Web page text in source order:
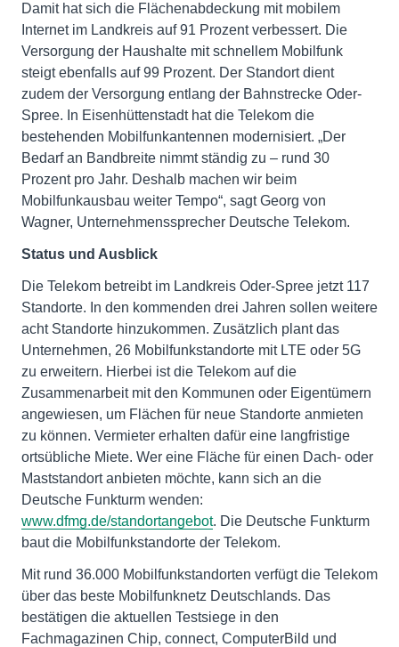
Damit hat sich die Flächenabdeckung mit mobilem
Internet im Landkreis auf 91 Prozent verbessert. Die
Versorgung der Haushalte mit schnellem Mobilfunk
steigt ebenfalls auf 99 Prozent. Der Standort dient
zudem der Versorgung entlang der Bahnstrecke Oder-
Spree. In Eisenhüttenstadt hat die Telekom die
bestehenden Mobilfunkantennen modernisiert. „Der
Bedarf an Bandbreite nimmt ständig zu – rund 30
Prozent pro Jahr. Deshalb machen wir beim
Mobilfunkausbau weiter Tempo“, sagt Georg von
Wagner, Unternehmenssprecher Deutsche Telekom.
Status und Ausblick
Die Telekom betreibt im Landkreis Oder-Spree jetzt 117
Standorte. In den kommenden drei Jahren sollen weitere
acht Standorte hinzukommen. Zusätzlich plant das
Unternehmen, 26 Mobilfunkstandorte mit LTE oder 5G
zu erweitern. Hierbei ist die Telekom auf die
Zusammenarbeit mit den Kommunen oder Eigentümern
angewiesen, um Flächen für neue Standorte anmieten
zu können. Vermieter erhalten dafür eine langfristige
ortsübliche Miete. Wer eine Fläche für einen Dach- oder
Maststandort anbieten möchte, kann sich an die
Deutsche Funkturm wenden:
www.dfmg.de/standortangebot. Die Deutsche Funkturm
baut die Mobilfunkstandorte der Telekom.
Mit rund 36.000 Mobilfunkstandorten verfügt die Telekom
über das beste Mobilfunknetz Deutschlands. Das
bestätigen die aktuellen Testsiege in den
Fachmagazinen Chip, connect, ComputerBild und